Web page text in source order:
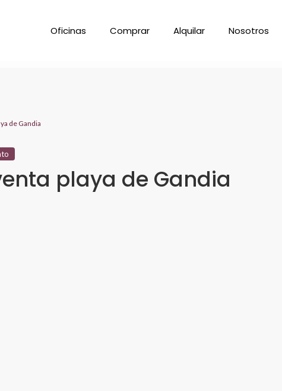
Oficinas Comprar Alquilar Nosotros
de Gandia
playa de Gandia